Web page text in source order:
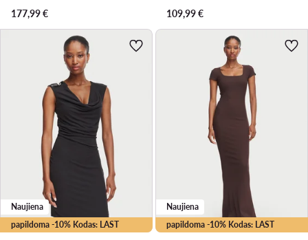
177,99€
109,99€
papildoma -10% Kodas: LAST
Naujiena
papildoma -10% Kodas: LAST
Naujiena